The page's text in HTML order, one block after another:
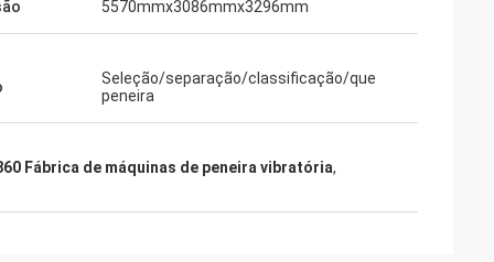
5570mmx3086mmx3296mm
Seleção/separação/classificação/que
peneira
Fábrica de máquinas de peneira vibratória,